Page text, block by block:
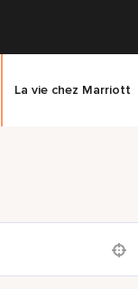
La vie chez Marriott